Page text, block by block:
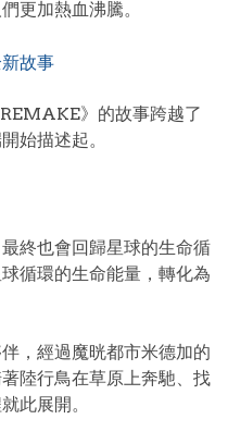
更加熱血沸騰。
故事
》的故事跨越了
始描述起。
終也會回歸星球的生命循
循環的生命能量，轉化為
經過魔晄都市米德加的
陸行鳥在草原上奔馳、找
此展開。